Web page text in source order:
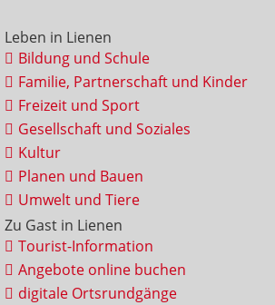
Leben in Lienen
Bildung und Schule
Familie, Partnerschaft und Kinder
Freizeit und Sport
Gesellschaft und Soziales
Kultur
Planen und Bauen
Umwelt und Tiere
Zu Gast in Lienen
Tourist-Information
Angebote online buchen
digitale Ortsrundgänge